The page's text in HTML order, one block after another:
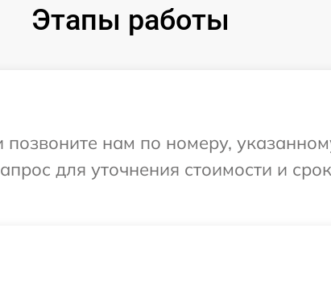
Этапы работы
нам по номеру,
для уточнения стоимости и